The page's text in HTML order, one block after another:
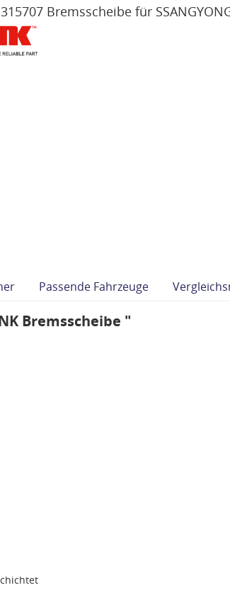
Bremsscheibe für
Passende Fahrzeuge
Bremsscheibe "